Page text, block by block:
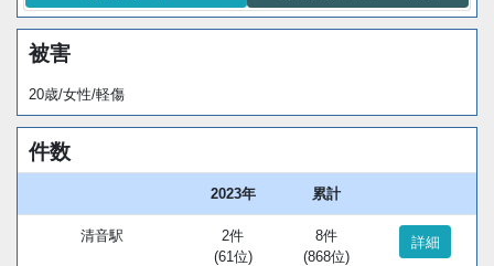
被害
20歳/女性/軽傷
件数
2023年 累計
清音駅
2件
(61位)
8件
(868位)
詳細